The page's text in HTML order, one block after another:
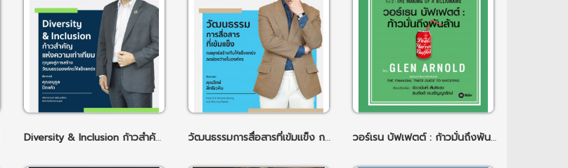
Diversity & Inclusion ก้าวสำคัญแห่งความเท่าเทียม กุญแจสู่การสร้างวัฒนธรรมองค์กรให้แข็งแกร่ง วัฒนธรรมการสื่อสารที่เข้มแข็ง กลยุทธ์สร้างทีมให้แข็งแกร่ง ลดช่องว่างในองค์กร วอร์เรน บัฟเฟตต์ : ก้าวมั่นถึงพันล้าน